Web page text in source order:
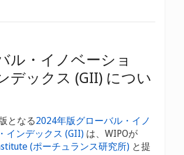
ル・イノベーショ
デックス (GII) につい
となる2024年版グローバル・イノ
インデックス (GII) は、WIPOが
(ポーチュランス研究所) と提